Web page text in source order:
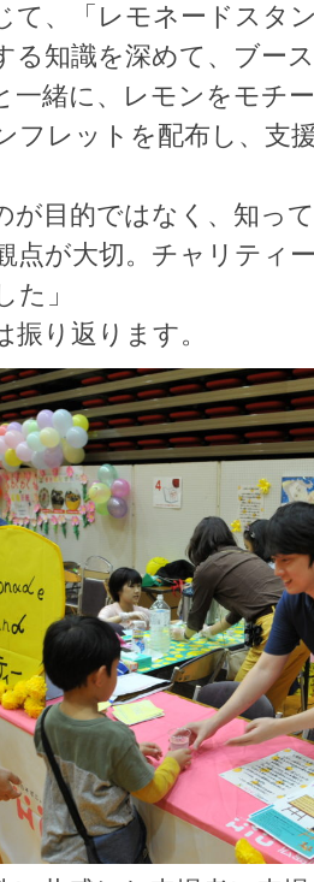
て、「レモネードスタ
る知識を深めて、ブー
一緒に、レモンをモチ
フレットを配布し、支
が目的ではなく、知っ
点が大切。チャリティ
た」
振り返ります。